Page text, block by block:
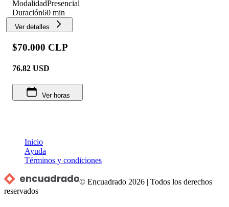
ModalidadPresencial
Duración60 min
Ver detalles
$70.000 CLP
76.82 USD
Ver horas
Inicio
Ayuda
Términos y condiciones
© Encuadrado 2026 |Todos los derechos
reservados